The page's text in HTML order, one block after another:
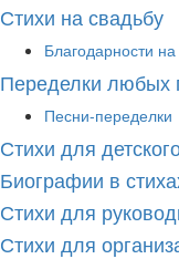
Стихи на свадьбу
Благодарности
Переделки любых
Песни-переделки
Стихи для
Биографии в
Стихи для
Стихи для